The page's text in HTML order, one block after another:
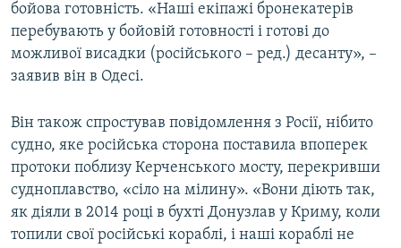
бойова готовність. «Наші екіпажі бронекатерів
перебувають у бойовій готовності і готові до
можливої висадки (російського – ред.) десанту», –
заявив він в Одесі.
Він також спростував повідомлення з Росії, нібито
судно, яке російська сторона поставила впоперек
протоки поблизу Керченського мосту, перекривши
судноплавство, «сіло на мілину». «Вони діють так,
як діяли в 2014 році в бухті Донузлав у Криму, коли
топили свої російські кораблі, і наші кораблі не